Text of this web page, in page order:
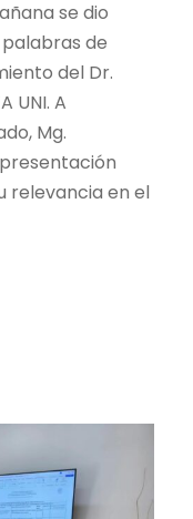
se dio
de
del Dr.
UNI. A
Mg.
relevancia en el